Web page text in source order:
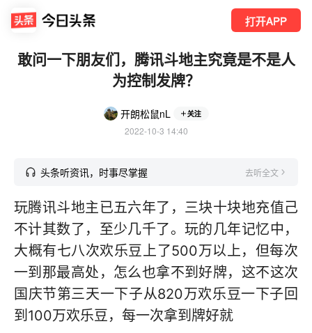
打开APP
敢问一下朋友们，腾讯斗地主究竟是不是人
为控制发牌？
开朗松鼠nL 关注
2022-10-3 14:40
头条听资讯，时事尽掌握 去听全文
玩腾讯斗地主已五六年了，三块十块地充值己
不计其数了，至少几千了。玩的几年记忆中，
大概有七八次欢乐豆上了500万以上，但每次
一到那最高处，怎么也拿不到好牌，这不这次
国庆节第三天一下子从820万欢乐豆一下子回
到100万欢乐豆，每一次拿到牌好就